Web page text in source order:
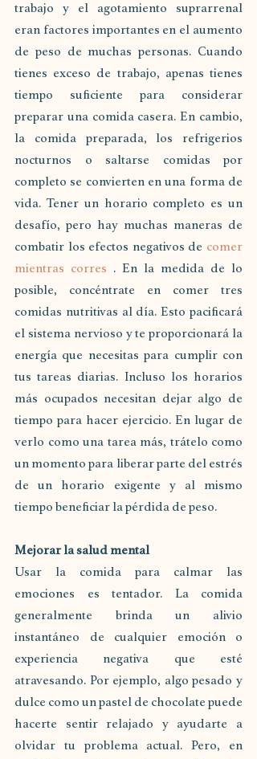
trabajo y el agotamiento suprarrenal
eran factores importantes en el aumento
de peso de muchas personas. Cuando
tienes exceso de trabajo, apenas tienes
tiempo suficiente para considerar
preparar una comida casera. En cambio,
la comida preparada, los refrigerios
nocturnos o saltarse comidas por
completo se convierten en una forma de
vida. Tener un horario completo es un
desafío, pero hay muchas maneras de
combatir los efectos negativos de comer
mientras corres . En la medida de lo
posible, concéntrate en comer tres
comidas nutritivas al día. Esto pacificará
el sistema nervioso y te proporcionará la
energía que necesitas para cumplir con
tus tareas diarias. Incluso los horarios
más ocupados necesitan dejar algo de
tiempo para hacer ejercicio. En lugar de
verlo como una tarea más, trátelo como
un momento para liberar parte del estrés
de un horario exigente y al mismo
tiempo beneficiar la pérdida de peso.
Mejorar la salud mental
Usar la comida para calmar las
emociones es tentador. La comida
generalmente brinda un alivio
instantáneo de cualquier emoción o
experiencia negativa que esté
atravesando. Por ejemplo, algo pesado y
dulce como un pastel de chocolate puede
hacerte sentir relajado y ayudarte a
olvidar tu problema actual. Pero, en